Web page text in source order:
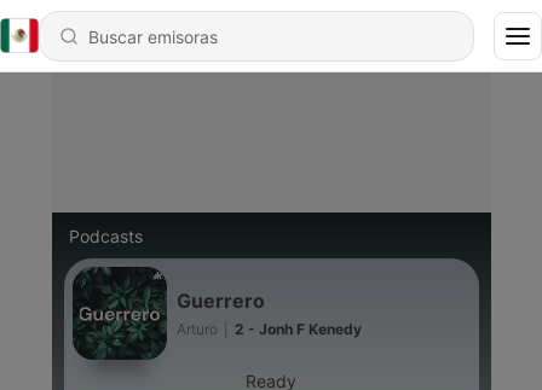
Podcasts
Guerrero
Arturo 2 - Jonh F Kenedy
Ready